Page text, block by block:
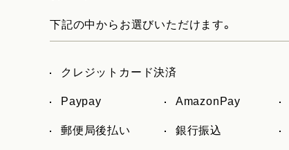
下記の中からお選びいただけます。
クレジットカード決済
Paypay AmazonPay
郵便局後払い 銀行振込